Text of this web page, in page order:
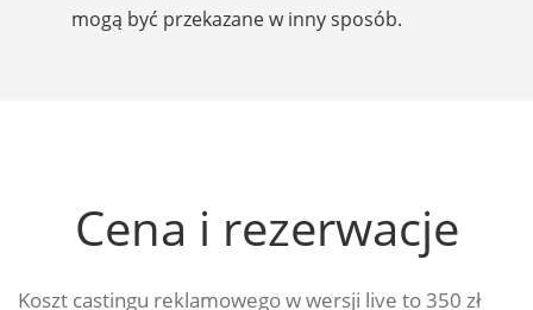
mogą być przekazane w inny sposób.
Cena i rezerwacje
Koszt castingu reklamowego w wersji live to 350 zł